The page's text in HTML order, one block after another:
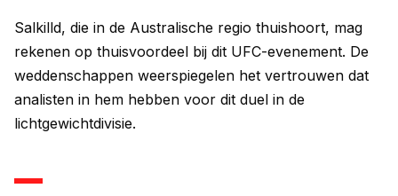
Salkilld, die in de Australische regio thuishoort, mag
rekenen op thuisvoordeel bij dit UFC-evenement. De
weddenschappen weerspiegelen het vertrouwen dat
analisten in hem hebben voor dit duel in de
lichtgewichtdivisie.